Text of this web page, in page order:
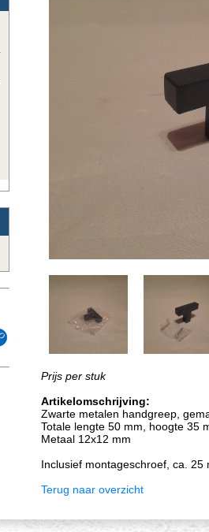
Prijs per stuk
Artikelomschrijving:
Zwarte metalen handgreep,
Totale lengte 50 mm, hoogte 35
Metaal 12x12 mm
Inclusief montageschroef, ca. 25
Terug naar overzicht